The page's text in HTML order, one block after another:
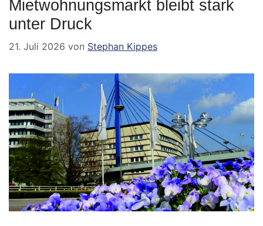
Mietwohnungsmarkt bleibt stark
unter Druck
21. Juli 2026 von Stephan Kippes